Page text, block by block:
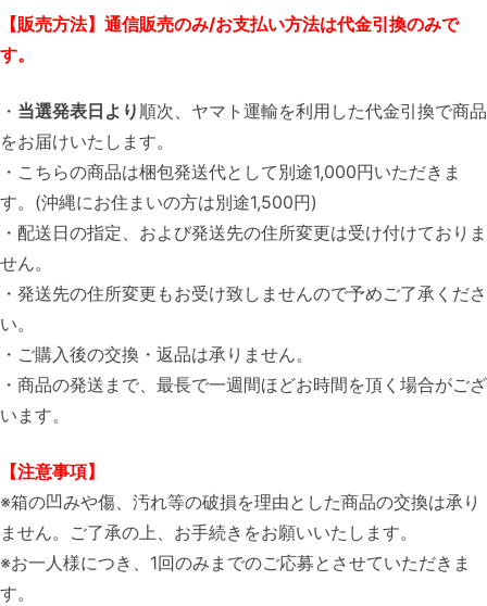
【販売方法】通信販売のみ/お支払い方法は代金引換のみで
す。
・ 当選発表日より 順次、ヤマト運輸を利用した代金引換で商品
をお届けいたします。
・こちらの商品は梱包発送代として別途1,000円いただきま
す。(沖縄にお住まいの方は別途1,500円)
・配送日の指定、および発送先の住所変更は受け付けておりま
せん。
・発送先の住所変更もお受け致しませんので予めご了承くださ
い。
・ご購入後の交換・返品は承りません。
・商品の発送まで、最長で一週間ほどお時間を頂く場合がござ
います。
【注意事項】
※箱の凹みや傷、汚れ等の破損を理由とした商品の交換は承り
ません。ご了承の上、お手続きをお願いいたします。
※お一人様につき、1回のみまでのご応募とさせていただきま
す。